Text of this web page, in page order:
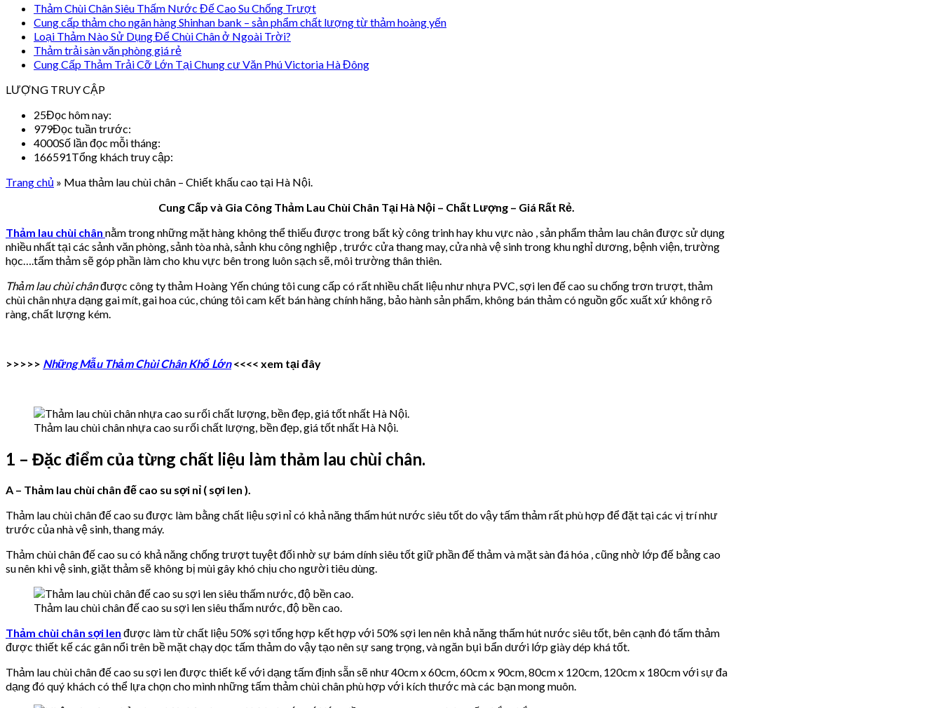
Thảm Chùi Chân Siêu Thấm Nước Đế Cao Su Chống Trượt
Cung cấp thảm cho ngân hàng Shinhan bank – sản phẩm chất lượng từ thảm hoàng yến
Loại Thảm Nào Sử Dụng Để Chùi Chân ở Ngoài Trời?
Thảm trải sàn văn phòng giá rẻ
Cung Cấp Thảm Trải Cỡ Lớn Tại Chung cư Văn Phú Victoria Hà Đông
LƯỢNG TRUY CẬP
25Đọc hôm nay:
979Đọc tuần trước:
4000Số lần đọc mỗi tháng:
166591Tổng khách truy cập:
Trang chủ » Mua thảm lau chùi chân – Chiết khấu cao tại Hà Nội.
Cung Cấp và Gia Công Thảm Lau Chùi Chân Tại Hà Nội – Chất Lượng – Giá Rất Rẻ.
Thảm lau chùi chân nằm trong những mặt hàng không thể thiếu được trong bất kỳ công trinh hay khu vực nào , sản phẩm thảm lau chân được sử dụng
nhiều nhất tại các sảnh văn phòng, sảnh tòa nhà, sảnh khu công nghiệp , trước cửa thang may, cửa nhà vệ sinh trong khu nghỉ dương, bệnh viện, trường
học….tấm thảm sẽ góp phần làm cho khu vực bên trong luôn sạch sẽ, môi trường thân thiên.
Thảm lau chùi chânđược công ty thảm Hoàng Yến chúng tôi cung cấp có rất nhiều chất liệu như nhựa PVC, sợi len đế cao su chống trơn trượt, thảm
chùi chân nhựa dạng gai mít, gai hoa cúc, chúng tôi cam kết bán hàng chính hãng, bảo hành sản phẩm, không bán thảm có nguồn gốc xuất xứ không rõ
ràng, chất lượng kém.
>>>>> Những Mẫu Thảm Chùi Chân Khổ Lớn <<<< xem tại đây
Thảm lau chùi chân nhựa cao su rối chất lượng, bền đẹp, giá tốt nhất Hà Nội.
1 – Đặc điểm của từng chất liệu làm thảm lau chùi chân.
A – Thảm lau chùi chân đế cao su sợi nỉ ( sợi len ).
Thảm lau chùi chân đế cao su được làm bằng chất liệu sợi nỉ có khả năng thấm hút nước siêu tốt do vậy tấm thảm rất phù hợp để đặt tại các vị trí như
trước của nhà vệ sinh, thang máy.
Thảm chùi chân đế cao su có khả năng chống trượt tuyệt đối nhờ sự bám dính siêu tốt giữ phần đế thảm và mặt sàn đá hóa , cũng nhờ lớp đế bằng cao
su nên khi vệ sinh, giặt thảm sẽ không bị mùi gây khó chịu cho người tiêu dùng.
Thảm lau chùi chân đế cao su sợi len siêu thấm nước, độ bền cao.
Thảm chùi chân sợi len được làm từ chất liệu 50% sợi tổng hợp kết hợp với 50% sợi len nên khả năng thấm hút nước siêu tốt, bên cạnh đó tấm thảm
được thiết kế các gân nổi trên bề mặt chạy dọc tấm thảm do vậy tạo nên sự sang trọng, và ngăn bụi bẩn dưới lớp giày dép khá tốt.
Thảm lau chùi chân đế cao su sợi len được thiết kế với dạng tấm định sẵn sẽ như 40cm x 60cm, 60cm x 90cm, 80cm x 120cm, 120cm x 180cm với sự đa
dạng đó quý khách có thể lựa chọn cho mình những tấm thảm chùi chân phù hợp với kích thước mà các bạn mong muôn.